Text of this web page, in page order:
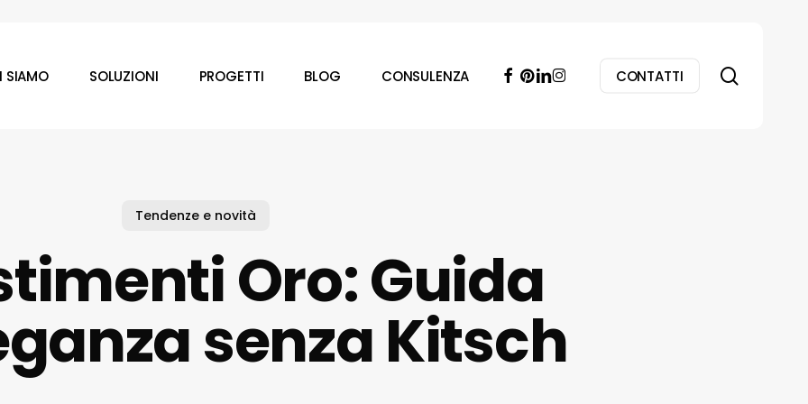
SIAMO SOLUZIONI PROGETTI BLOG CONSULENZA CONTATTI
facebook
pinterest
linkedin
instagram
Tendenze e novità
Oro: Guida
senza Kitsch